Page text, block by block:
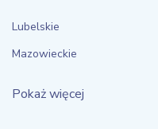
Lubelskie
Mazowieckie
Pokaż więcej